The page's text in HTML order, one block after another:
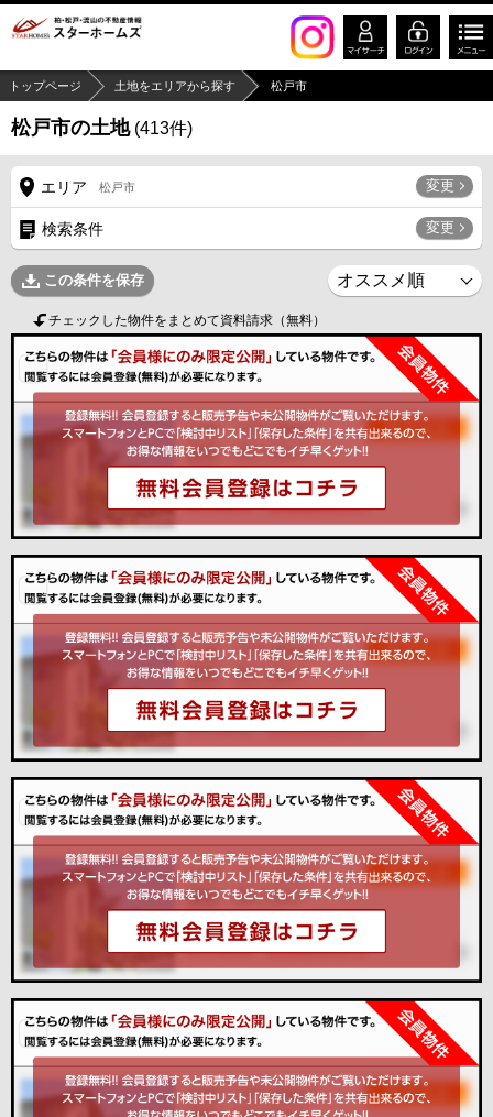
トップページ 土地をエリアから探す 松戸市
松戸市の土地 (413件)
エリア 松戸市 変更
検索条件 変更
この条件を保存
チェックした物件をまとめて資料請求（無料）